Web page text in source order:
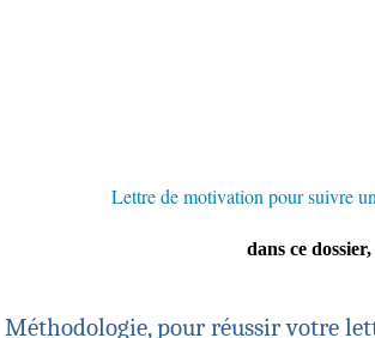
Lettre de motivation pour suivre
dans ce
Méthodologie, pour réussir votre